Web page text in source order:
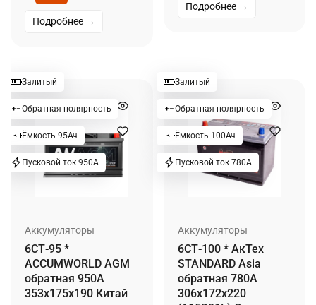
Подробнее →
Подробнее →
Залитый
Обратная полярность
Ёмкость 95Ач
Пусковой ток 950А
Аккумуляторы
6СТ-95 *
ACCUMWORLD AGM
обратная 950А
353x175x190 Китай
Залитый
Обратная полярность
Ёмкость 100Ач
Пусковой ток 780А
Аккумуляторы
6СТ-100 * АкТех
STANDARD Asia
обратная 780А
306x172x220